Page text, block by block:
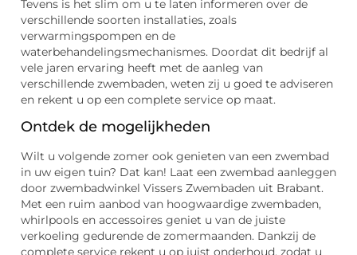
Tevens is het slim om u te laten informeren over de
verschillende soorten installaties, zoals
verwarmingspompen en de
waterbehandelingsmechanismes. Doordat dit bedrijf al
vele jaren ervaring heeft met de aanleg van
verschillende zwembaden, weten zij u goed te adviseren
en rekent u op een complete service op maat.
Ontdek de mogelijkheden
Wilt u volgende zomer ook genieten van een zwembad
in uw eigen tuin? Dat kan! Laat een zwembad aanleggen
door zwembadwinkel Vissers Zwembaden uit Brabant.
Met een ruim aanbod van hoogwaardige zwembaden,
whirlpools en accessoires geniet u van de juiste
verkoeling gedurende de zomermaanden. Dankzij de
complete service rekent u op juist onderhoud, zodat u